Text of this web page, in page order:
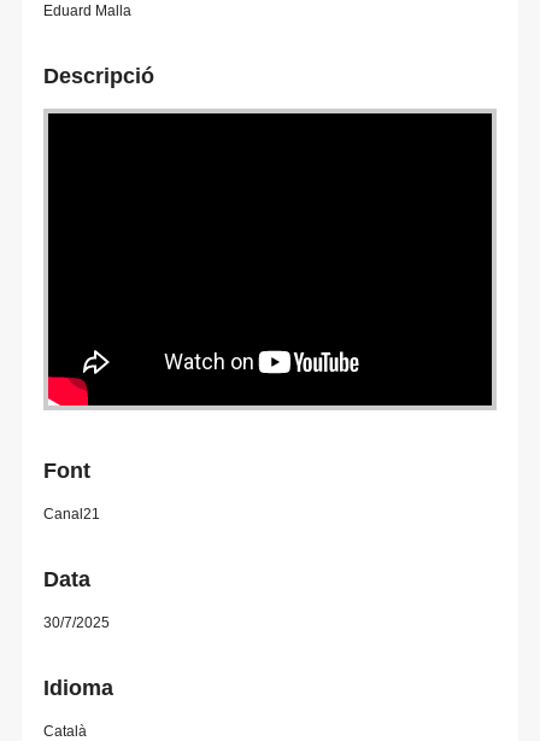
Eduard Malla
Descripció
Font
Canal21
Data
30/7/2025
Idioma
Català